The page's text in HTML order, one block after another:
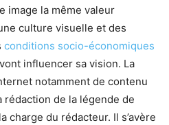
image la même valeur
culture visuelle et des
conditions socio-économiques
influencer sa vision. La
notamment de contenu
de la légende de
charge du rédacteur. Il s’avère